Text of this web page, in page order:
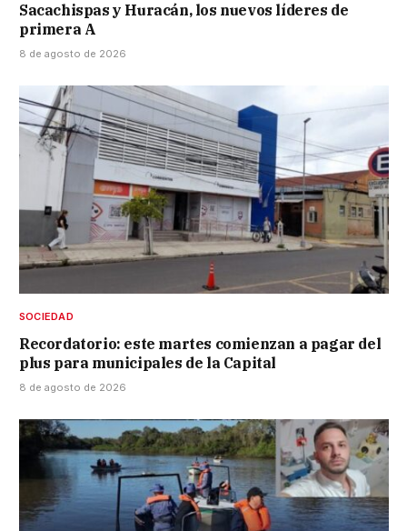
Sacachispas y Huracán, los nuevos líderes de
primera A
8 de agosto de 2026
SOCIEDAD
Recordatorio: este martes comienzan a pagar del
plus para municipales de la Capital
8 de agosto de 2026